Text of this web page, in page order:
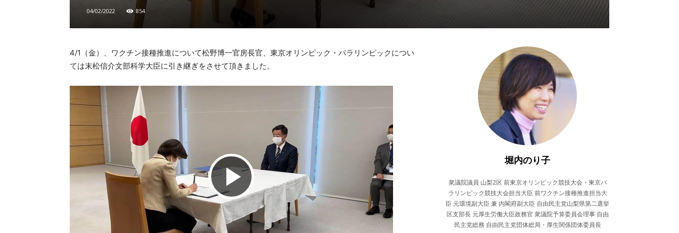
04/02/2022 854
4/1（金）、ワクチン接種推進について松野博一官房長官、東京オリンピック・パラリンピックについ
ては末松信介文部科学大臣に引き継ぎをさせて頂きました。
ビ
デ
堀内のり子
衆議院議員 山梨2区 前東京オリンピック競技大会・東京パ
ラリンピック競技大会担当大臣 前ワクチン接種推進担当大
臣 元環境副大臣 兼 内閣府副大臣 自由民主党山梨県第二選挙
区支部長 元厚生労働大臣政務官 衆議院予算委員会理事 自由
民主党総務 自由民主党団体総局・厚生関係団体委員長